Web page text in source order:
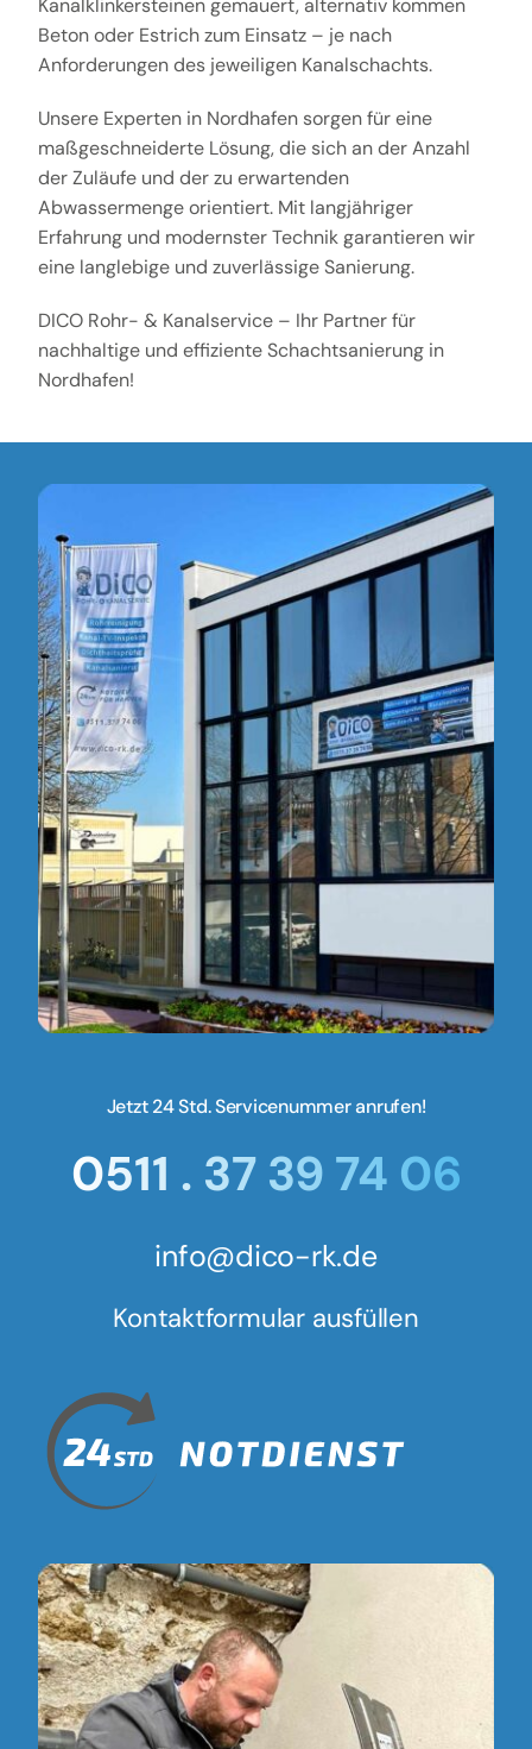
Kanalklinkersteinen gemauert, alternativ kommen
Beton oder Estrich zum Einsatz – je nach
Anforderungen des jeweiligen Kanalschachts.
Unsere Experten in Nordhafen sorgen für eine
maßgeschneiderte Lösung, die sich an der Anzahl
der Zuläufe und der zu erwartenden
Abwassermenge orientiert. Mit langjähriger
Erfahrung und modernster Technik garantieren wir
eine langlebige und zuverlässige Sanierung.
DICO Rohr- & Kanalservice – Ihr Partner für
nachhaltige und effiziente Schachtsanierung in
Nordhafen!
Jetzt 24 Std. Servicenummer anrufen!
0511 . 37 39 74 06
info@dico-rk.de
Kontaktformular ausfüllen